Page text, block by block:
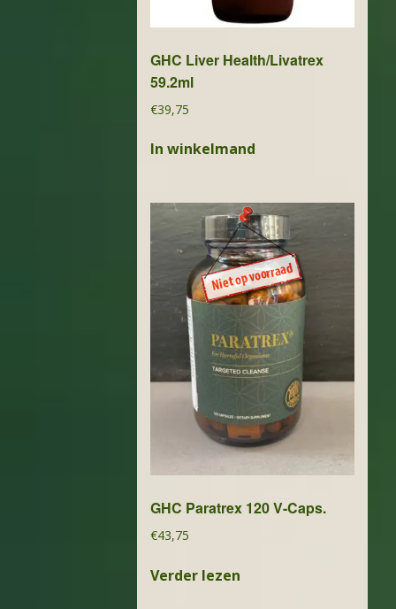
GHC Liver Health/Livatrex
59.2ml
€39,75
In winkelmand
GHC Paratrex 120 V-Caps.
€43,75
Verder lezen